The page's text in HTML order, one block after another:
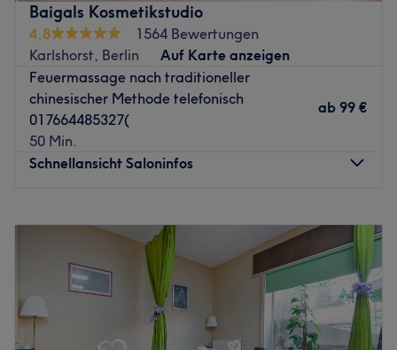
Baigals Kosmetikstudio
4,8
1564 Bewertungen
Karlshorst, Berlin
Auf Karte anzeigen
Feuermassage nach traditioneller
chinesischer Methode telefonisch
017664485327(
50 Min.
ab 99 €
Schnellansicht Saloninfos
11:00–22:00
11:00–22:30
Donnerstag
11:00
22:15
Freitag
11:00– 22:30
Samstag
11:00–22:00
21:45–22:00